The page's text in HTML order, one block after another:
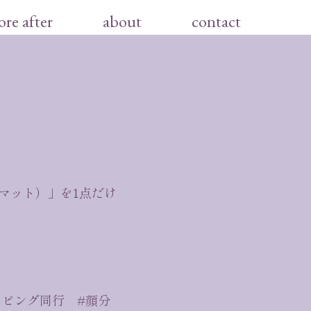
after about contact
ット）」を1点だけ
ング同行 #顔分